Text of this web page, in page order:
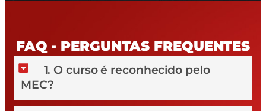
FAQ - PERGUNTAS FREQUENTES
1. O curso é reconhecido pelo
MEC?